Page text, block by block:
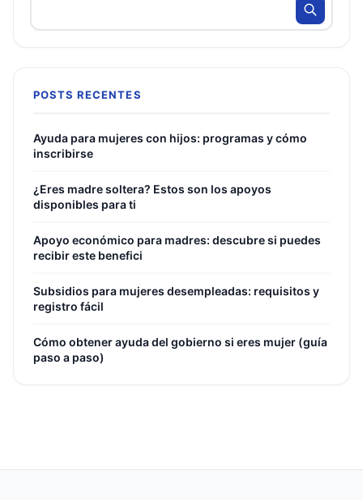
POSTS RECENTES
Ayuda para mujeres con hijos: programas y cómo
inscribirse
¿Eres madre soltera? Estos son los apoyos
disponibles para ti
Apoyo económico para madres: descubre si puedes
recibir este benefici
Subsidios para mujeres desempleadas: requisitos y
registro fácil
Cómo obtener ayuda del gobierno si eres mujer (guía
paso a paso)